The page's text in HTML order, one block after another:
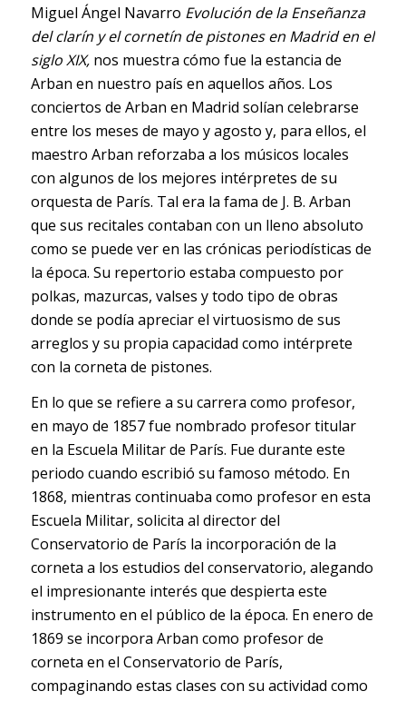
Miguel Ángel Navarro Evolución de la Enseñanza
del clarín y el cornetín de pistones en Madrid en el
siglo XIX, nos muestra cómo fue la estancia de
Arban en nuestro país en aquellos años. Los
conciertos de Arban en Madrid solían celebrarse
entre los meses de mayo y agosto y, para ellos, el
maestro Arban reforzaba a los músicos locales
con algunos de los mejores intérpretes de su
orquesta de París. Tal era la fama de J. B. Arban
que sus recitales contaban con un lleno absoluto
como se puede ver en las crónicas periodísticas de
la época. Su repertorio estaba compuesto por
polkas, mazurcas, valses y todo tipo de obras
donde se podía apreciar el virtuosismo de sus
arreglos y su propia capacidad como intérprete
con la corneta de pistones.
En lo que se refiere a su carrera como profesor,
en mayo de 1857 fue nombrado profesor titular
en la Escuela Militar de París. Fue durante este
periodo cuando escribió su famoso método. En
1868, mientras continuaba como profesor en esta
Escuela Militar, solicita al director del
Conservatorio de París la incorporación de la
corneta a los estudios del conservatorio, alegando
el impresionante interés que despierta este
instrumento en el público de la época. En enero de
1869 se incorpora Arban como profesor de
corneta en el Conservatorio de París,
compaginando estas clases con su actividad como